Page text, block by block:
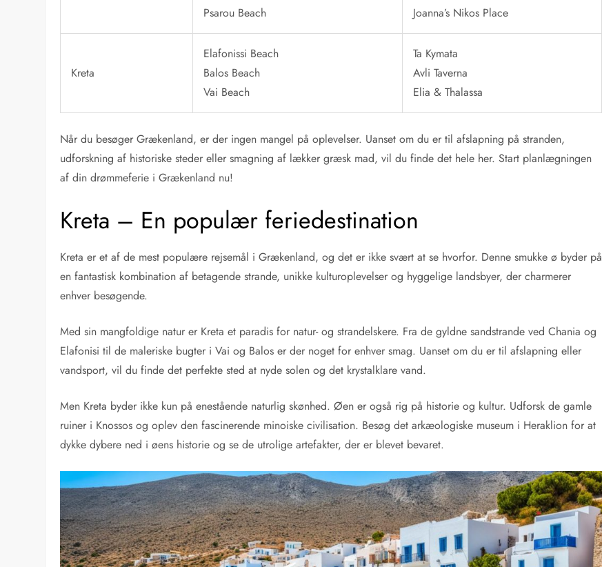
Psarou Beach
Joanna’s Nikos Place
Kreta
Elafonissi Beach
Balos Beach
Vai Beach
Ta Kymata
Avli Taverna
Elia & Thalassa
Når du besøger Grækenland, er der ingen mangel på oplevelser. Uanset om du er til afslapning på stranden,
udforskning af historiske steder eller smagning af lækker græsk mad, vil du finde det hele her. Start planlægningen
af din drømmeferie i Grækenland nu!
Kreta – En populær feriedestination
Kreta er et af de mest populære rejsemål i Grækenland, og det er ikke svært at se hvorfor. Denne smukke ø byder på
en fantastisk kombination af betagende strande, unikke kulturoplevelser og hyggelige landsbyer, der charmerer
enhver besøgende.
Med sin mangfoldige natur er Kreta et paradis for natur- og strandelskere. Fra de gyldne sandstrande ved Chania og
Elafonisi til de maleriske bugter i Vai og Balos er der noget for enhver smag. Uanset om du er til afslapning eller
vandsport, vil du finde det perfekte sted at nyde solen og det krystalklare vand.
Men Kreta byder ikke kun på enestående naturlig skønhed. Øen er også rig på historie og kultur. Udforsk de gamle
ruiner i Knossos og oplev den fascinerende minoiske civilisation. Besøg det arkæologiske museum i Heraklion for at
dykke dybere ned i øens historie og se de utrolige artefakter, der er blevet bevaret.